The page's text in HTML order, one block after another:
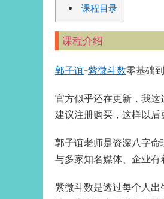
课程目录
课程介绍
郭子谊-紫微斗数零基础
官方似乎还在更新，我这
建议注册购买，这样以
郭子谊老师是资深八字
与多家知名媒体、企业有
紫微斗数是透过每个人